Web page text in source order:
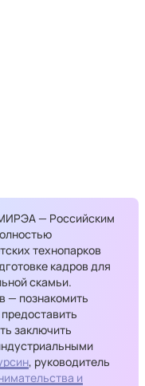
— Российским
технопарков
кадров для
скамьи.
— познакомить
заключить
, руководитель
и